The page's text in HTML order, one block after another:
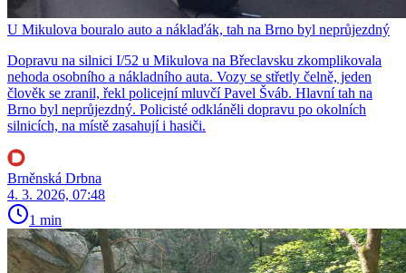
U Mikulova bouralo auto a náklaďák, tah na Brno byl neprůjezdný
Dopravu na silnici I/52 u Mikulova na Břeclavsku zkomplikovala
nehoda osobního a nákladního auta. Vozy se střetly čelně, jeden
člověk se zranil, řekl policejní mluvčí Pavel Šváb. Hlavní tah na
Brno byl neprůjezdný. Policisté odkláněli dopravu po okolních
silnicích, na místě zasahují i hasiči.
Brněnská Drbna
4. 3. 2026, 07:48
1 min